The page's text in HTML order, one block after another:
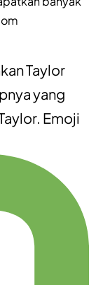
Taylor
yang
Emoji